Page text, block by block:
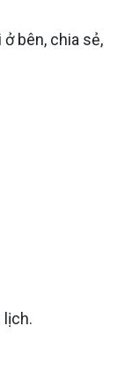
bên, chia sẻ,
lịch.